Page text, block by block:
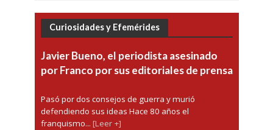
Curiosidades y Efemérides
Javier Bueno, el periodista asesinado
por Franco por sus editoriales de prensa
Pasó por dos consejos de guerra y murió
defendiendo sus ideas Hace 80 años el
franquismo... [Leer +]